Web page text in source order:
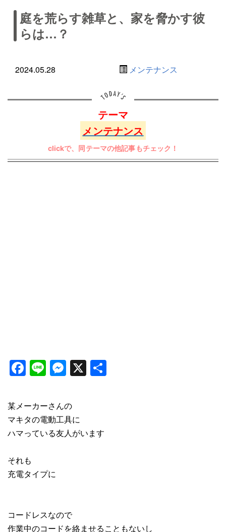
庭を荒らす雑草と、家を脅かす彼
らは…？
2024.05.28 メンテナンス
テーマ
メンテナンス
clickで、同テーマの他記事もチェック！
Facebook
LineMessenger
X
某メーカーさんの
マキタの電動工具に
ハマっている友人がいます
それも
充電タイプに
コードレスなので
作業中のコードを絡ませることもないし